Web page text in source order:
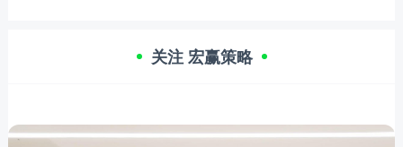
关注 宏赢策略